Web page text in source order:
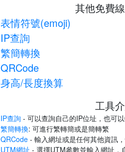
其他免費
表情符號(emoji)
IP查詢
繁簡轉換
QRCode
身高/長度換算
工具
IP查詢 - 可以查詢自己的IP位址，也可
繁簡轉換: 可進行繁轉簡或是簡轉繁
QRCode - 輸入網址或是任何其他資訊
UTM網址 - 選擇UTM參數並輸入網址，